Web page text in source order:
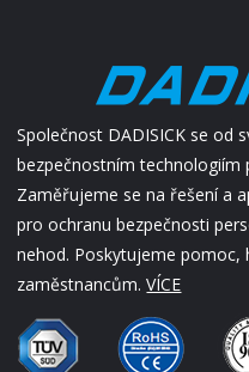
Společnost DADISICK se od
bezpečnostním
Zaměřujeme se na řešení a
pro ochranu bezpečnosti
nehod. Poskytujeme
zaměstnancům.VÍCE